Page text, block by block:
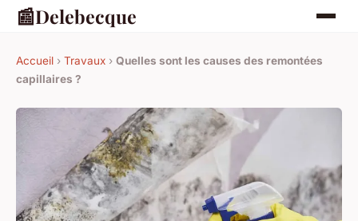
📰Delebecque
Accueil › Travaux › Quelles sont les causes des remontées
capillaires ?